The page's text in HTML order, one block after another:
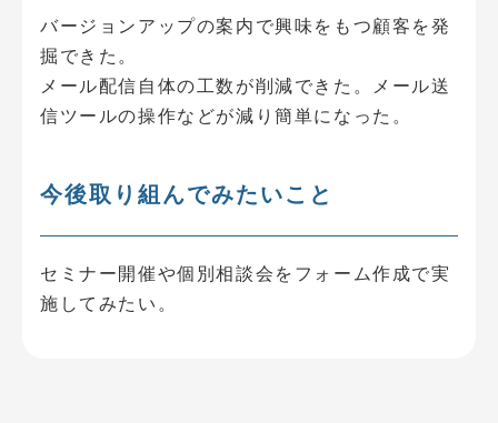
バージョンアップの案内で興味をもつ顧客を発
掘できた。
メール配信自体の工数が削減できた。メール送
信ツールの操作などが減り簡単になった。
今後取り組んでみたいこと
セミナー開催や個別相談会をフォーム作成で実
施してみたい。